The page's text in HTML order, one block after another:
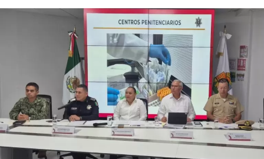
La coordinación tecnológica del C5 y el despliegue
operativo en campo permitieron la recuperación de105
relacionados con reportes de robo o probables
hechos delictivos. Además, se realizaron
24 mil 622
revisiones preventivasa personas y unidades
vehiculares, reforzando la vigilancia en zonas estratégicas
y puntos de alta movilidad.